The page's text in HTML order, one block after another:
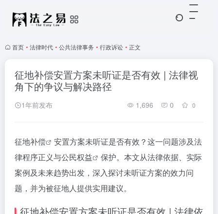
首页 • 法律时代 • 公共法律事务 • 行政诉讼 • 正文
征地补偿安置方案未听证是否有效 | 法律视
角下的争议与解决路径
1年前发布 1,696 0 0
征地补偿
安置方案未听证是否有效？这一问题涉及法
律程序正义与公民权益
保护。本文从法律依据、实际
案例及未来趋势出发，深入探讨未听证方案的效力问
题，并为被征地人提供实用建议。